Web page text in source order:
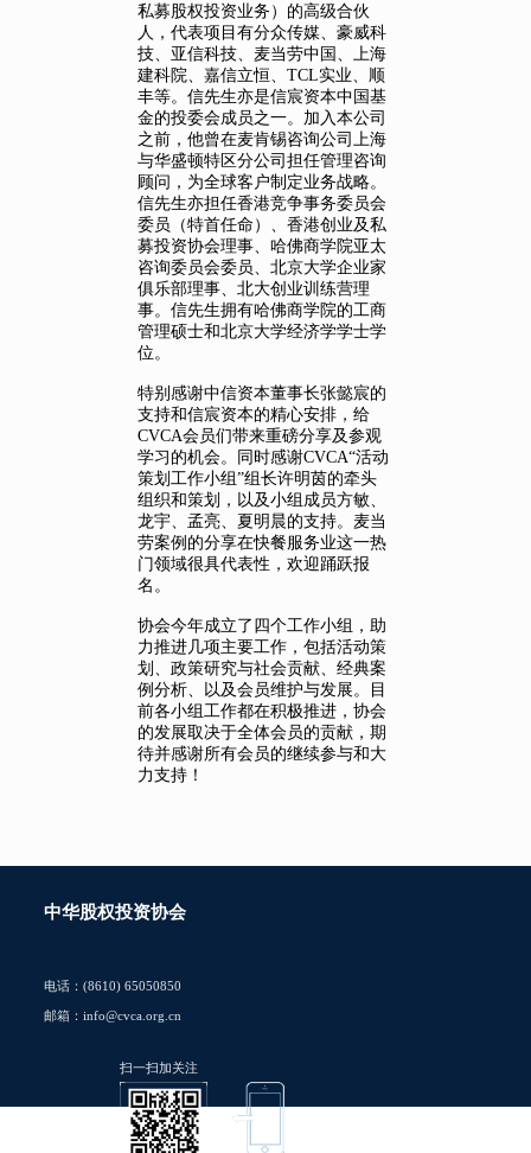
私募股权投资业务）的高级合伙
人，代表项目有分众传媒、豪威科
技、亚信科技、麦当劳中国、上海
建科院、嘉信立恒、TCL实业、顺
丰等。信先生亦是信宸资本中国基
金的投委会成员之一。加入本公司
之前，他曾在麦肯锡咨询公司上海
与华盛顿特区分公司担任管理咨询
顾问，为全球客户制定业务战略。
信先生亦担任香港竞争事务委员会
委员（特首任命）、香港创业及私
募投资协会理事、哈佛商学院亚太
咨询委员会委员、北京大学企业家
俱乐部理事、北大创业训练营理
事。信先生拥有哈佛商学院的工商
管理硕士和北京大学经济学学士学
位。
特别感谢中信资本董事长张懿宸的
支持和信宸资本的精心安排，给
CVCA会员们带来重磅分享及参观
学习的机会。同时感谢CVCA“活动
策划工作小组”组长许明茵的牵头
组织和策划，以及小组成员方敏、
龙宇、孟亮、夏明晨的支持。麦当
劳案例的分享在快餐服务业这一热
门领域很具代表性，欢迎踊跃报
名。
协会今年成立了四个工作小组，助
力推进几项主要工作，包括活动策
划、政策研究与社会贡献、经典案
例分析、以及会员维护与发展。目
前各小组工作都在积极推进，协会
的发展取决于全体会员的贡献，期
待并感谢所有会员的继续参与和大
力支持！
中华股权投资协会
电话：(8610) 65050850
邮箱：info@cvca.org.cn
扫一扫加关注